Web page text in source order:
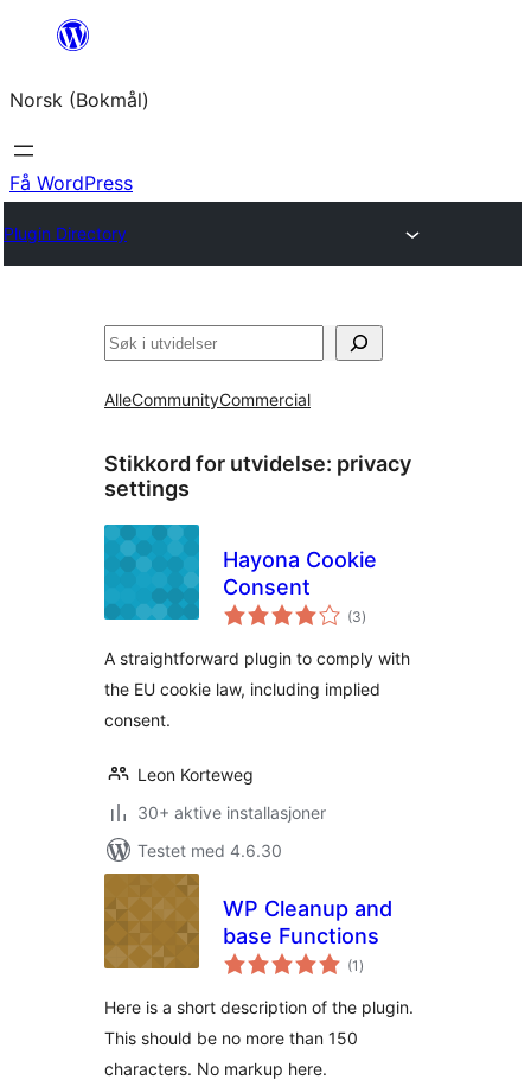
Hopp
innhold
Norsk (Bokmål)
Få WordPress
Plugin Directory
Søk
AlleCommunityCommercial
Stikkord for utvidelse: privacy
settings
Hayona Cookie
Consent
(3totale
vurderinger
)
A straightforward plugin to comply with
the EU cookie law, including implied
consent.
Leon Korteweg
30+ aktive installasjoner
Testet med 4.6.30
WP Cleanup and
base Functions
(1 totale
vurderinger
)
Here is a short description of the plugin.
This should be no more than 150
characters. No markup here.